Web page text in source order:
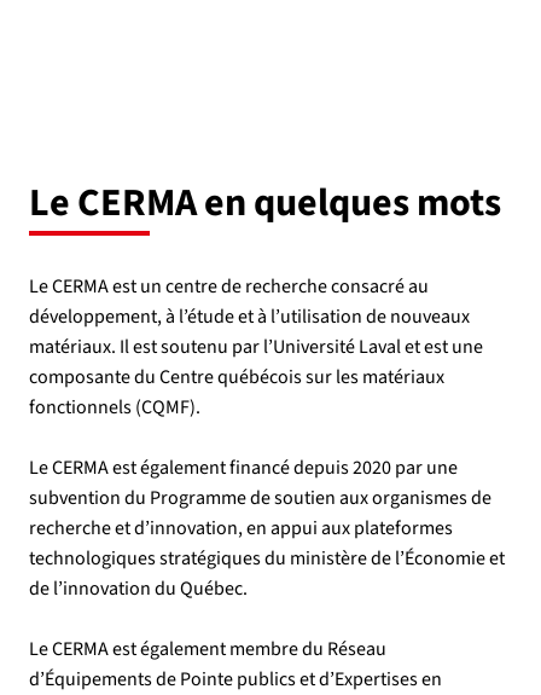
Le CERMA en quelques mots
Le CERMA est un centre de recherche consacré au
développement, à l’étude et à l’utilisation de nouveaux
matériaux. Il est soutenu par l’Université Laval et est une
composante du Centre québécois sur les matériaux
fonctionnels (CQMF).
Le CERMA est également financé depuis 2020 par une
subvention du Programme de soutien aux organismes de
recherche et d’innovation, en appui aux plateformes
technologiques stratégiques du ministère de l’Économie et
de l’innovation du Québec.
Le CERMA est également membre du Réseau
d’Équipements de Pointe publics et d’Expertises en